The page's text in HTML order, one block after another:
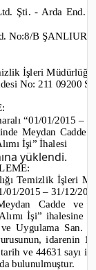
yüklendi.
Şti.- Arda End.
No:8/B
İşleri Müdürlüğü
No: 211 09200
“01/01/2015–
Meydan
İşi” İhalesi
:
Temizlik İşleri
01/2015– 31/12/
Meydan Cadde
İşi” ihalesine
Uygulama San.
idarenin
ve 44631sayı
bulunulmuştur.